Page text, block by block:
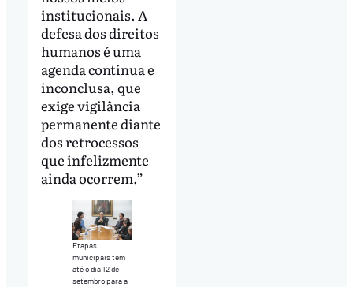
institucionais. A
defesa dos direitos
humanos é uma
agenda contínua e
inconclusa, que
exige vigilância
permanente diante
dos retrocessos
que infelizmente
ainda ocorrem.”
Etapas
municipais tem
até o dia 12 de
setembro para a